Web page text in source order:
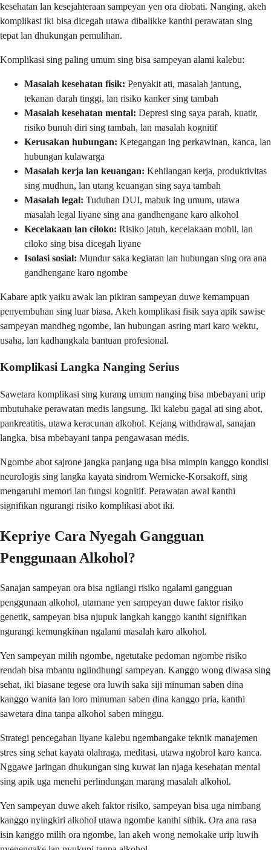
kesehatan lan kesejahteraan sampeyan yen ora diobati. Nanging, akeh
komplikasi iki bisa dicegah utawa dibalikke kanthi perawatan sing
tepat lan dhukungan pemulihan.
Komplikasi sing paling umum sing bisa sampeyan alami kalebu:
Masalah kesehatan fisik: Penyakit ati, masalah jantung,
tekanan darah tinggi, lan risiko kanker sing tambah
Masalah kesehatan mental: Depresi sing saya parah, kuatir,
risiko bunuh diri sing tambah, lan masalah kognitif
Kerusakan hubungan: Ketegangan ing perkawinan, kanca, lan
hubungan kulawarga
Masalah kerja lan keuangan: Kehilangan kerja, produktivitas
sing mudhun, lan utang keuangan sing saya tambah
Masalah legal: Tuduhan DUI, mabuk ing umum, utawa
masalah legal liyane sing ana gandhengane karo alkohol
Kecelakaan lan ciloko: Risiko jatuh, kecelakaan mobil, lan
ciloko sing bisa dicegah liyane
Isolasi sosial: Mundur saka kegiatan lan hubungan sing ora ana
gandhengane karo ngombe
Kabare apik yaiku awak lan pikiran sampeyan duwe kemampuan
penyembuhan sing luar biasa. Akeh komplikasi fisik saya apik sawise
sampeyan mandheg ngombe, lan hubungan asring mari karo wektu,
usaha, lan kadhangkala bantuan profesional.
Komplikasi Langka Nanging Serius
Sawetara komplikasi sing kurang umum nanging bisa mbebayani urip
mbutuhake perawatan medis langsung. Iki kalebu gagal ati sing abot,
pankreatitis, utawa keracunan alkohol. Kejang withdrawal, sanajan
langka, bisa mbebayani tanpa pengawasan medis.
Ngombe abot sajrone jangka panjang uga bisa mimpin kanggo kondisi
neurologis sing langka kayata sindrom Wernicke-Korsakoff, sing
mengaruhi memori lan fungsi kognitif. Perawatan awal kanthi
signifikan ngurangi risiko komplikasi abot iki.
Kepriye Cara Nyegah Gangguan
Penggunaan Alkohol?
Sanajan sampeyan ora bisa ngilangi risiko ngalami gangguan
penggunaan alkohol, utamane yen sampeyan duwe faktor risiko
genetik, sampeyan bisa njupuk langkah kanggo kanthi signifikan
ngurangi kemungkinan ngalami masalah karo alkohol.
Yen sampeyan milih ngombe, ngetutake pedoman ngombe risiko
rendah bisa mbantu nglindhungi sampeyan. Kanggo wong diwasa sing
sehat, iki biasane tegese ora luwih saka siji minuman saben dina
kanggo wanita lan loro minuman saben dina kanggo pria, kanthi
sawetara dina tanpa alkohol saben minggu.
Strategi pencegahan liyane kalebu ngembangake teknik manajemen
stres sing sehat kayata olahraga, meditasi, utawa ngobrol karo kanca.
Nggawe jaringan dhukungan sing kuwat lan njaga kesehatan mental
sing apik uga menehi perlindungan marang masalah alkohol.
Yen sampeyan duwe akeh faktor risiko, sampeyan bisa uga nimbang
kanggo nyingkiri alkohol utawa ngombe kanthi sithik. Ora ana rasa
isin kanggo milih ora ngombe, lan akeh wong nemokake urip luwih